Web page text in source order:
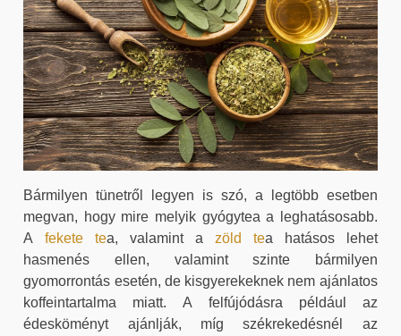
Bármilyen tünetről legyen is szó, a legtöbb esetben
megvan, hogy mire melyik gyógytea a leghatásosabb.
Afekete tea, valamint a zöld tea hatásos lehet
hasmenés ellen, valamint szinte bármilyen
gyomorrontás esetén, de kisgyerekeknek nem ajánlatos
koffeintartalma miatt. A felfújódásra például az
édesköményt ajánlják, míg székrekedésnél az